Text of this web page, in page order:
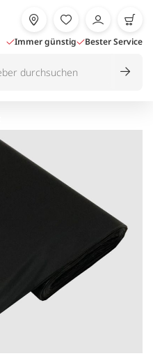
Immer günstig Bester Service